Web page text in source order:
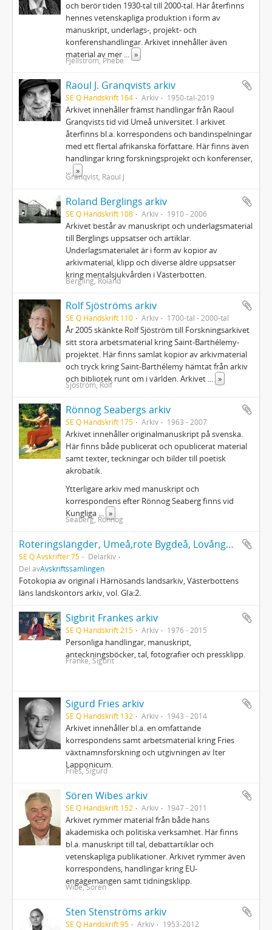
och berör tiden 1930‐tal till 2000‐tal. Här återfinns
hennes vetenskapliga produktion i form av
manuskript, underlags‐, projekt‐ och
konferenshandlingar. Arkivet innehåller även
material av mer ... »
Fjellström, Phebe
Raoul J. Granqvists arkiv
SE Q Handskrift 164 Arkiv 1950-tal-2019
Arkivet innehåller främst handlingar från Raoul
Granqvists tid vid Umeå universitet. I arkivet
återfinns bl.a. korrespondens och bandinspelningar
med ett flertal afrikanska författare. Här finns även
handlingar kring forskningsprojekt och konferenser,
... »
Granqvist, Raoul J
Roland Berglings arkiv
SE Q Handskrift 108 Arkiv 1910 - 2006
Arkivet består av manuskript och underlagsmaterial
till Berglings uppsatser och artiklar.
Underlagsmaterialet är i form av kopior av
arkivmaterial, klipp och diverse äldre uppsatser
kring mentalsjukvården i Västerbotten.
Bergling, Roland
Rolf Sjöströms arkiv
SE Q Handskrift 110 Arkiv 1700-tal - 2000-tal
År 2005 skänkte Rolf Sjöström till Forskningsarkivet
sitt stora arbetsmaterial kring Saint-Barthélemy-
projektet. Här finns samlat kopior av arkivmaterial
och tryck kring Saint-Barthélemy hämtat från arkiv
och bibliotek runt om i världen. Arkivet ... »
Sjöström, Rolf
Rönnog Seabergs arkiv
SE Q Handskrift 175 Arkiv 1963 - 2007
Arkivet innehåller originalmanuskript på svenska.
Här finns både publicerat och opublicerat material
samt texter, teckningar och bilder till poetisk
akrobatik.
Ytterligare arkiv med manuskript och
korrespondens efter Rönnog Seaberg finns vid
Kungliga ... »
Seaberg, Rönnog
Roteringslängder, Umeå,rote Bygdeå, Lövångers, Burträsks och Skellefteå kompanier 1695
SE Q Avskrifter:75
Delarkiv
Del avAvskriftssamlingen
Fotokopia av original i Härnösands landsarkiv, Västerbottens
läns landskontors arkiv, vol. GIa:2.
Sigbrit Frankes arkiv
SE Q Handskrift 215 Arkiv 1976 - 2015
Personliga handlingar, manuskript,
anteckningsböcker, tal, fotografier och pressklipp.
Franke, Sigbrit
Sigurd Fries arkiv
SE Q Handskrift 132 Arkiv 1943 - 2014
Arkivet innehåller bl.a. en omfattande
korrespondens samt arbetsmaterial kring Fries
växtnamnsforskning och utgivningen av Iter
Lapponicum.
Fries, Sigurd
Sören Wibes arkiv
SE Q Handskrift 152 Arkiv 1947 - 2011
Arkivet rymmer material från både hans
akademiska och politiska verksamhet. Här finns
bl.a. manuskript till tal, debattartiklar och
vetenskapliga publikationer. Arkivet rymmer även
korrespondens, handlingar kring EU-
engagemangen samt tidningsklipp.
Wibe, Sören
Sten Stenströms arkiv
SE Q Handskrift 95 Arkiv 1953-2012